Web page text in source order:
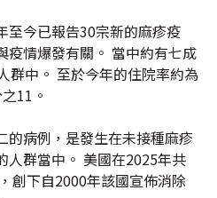
至今已報告30宗新的麻疹疫
疫情爆發有關。 當中約有七成
群中。 至於今年的住院率約為
11。
的病例，是發生在未接種麻疹
人群當中。 美國在2025年共
創下自2000年該國宣佈消除